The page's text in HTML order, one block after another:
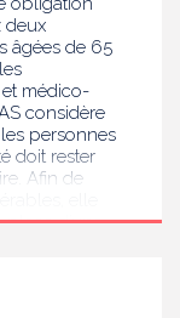
deux
âgées de 65
médico-
considère
personnes
doit rester
Afin de
d’une
dans les